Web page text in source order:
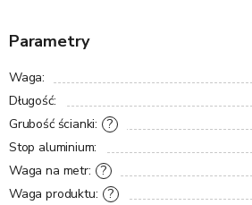
Parametry
Waga:
Długość:
?
Grubość ścianki:
Stop aluminium:
?
Waga na metr:
?
Waga produktu: